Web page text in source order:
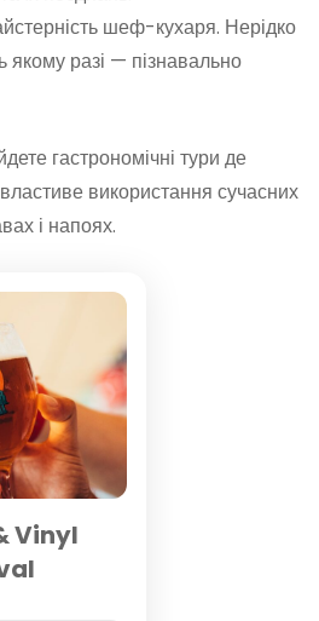
шеф-кухаря. Нерідко
якому разі — пізнавально
гастрономічні тури де
використання сучасних
і напоях.
Vinyl